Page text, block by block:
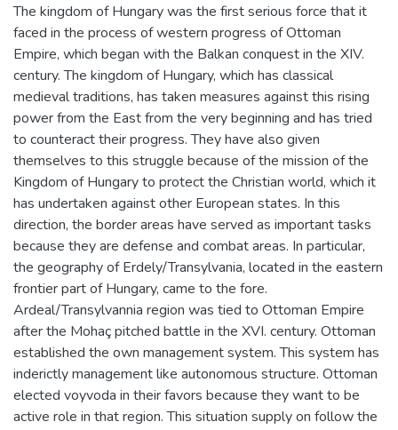
The kingdom of Hungary was the first serious force that it
faced in the process of western progress of Ottoman
Empire, which began with the Balkan conquest in the XIV.
century. The kingdom of Hungary, which has classical
medieval traditions, has taken measures against this rising
power from the East from the very beginning and has tried
to counteract their progress. They have also given
themselves to this struggle because of the mission of the
Kingdom of Hungary to protect the Christian world, which it
has undertaken against other European states. In this
direction, the border areas have served as important tasks
because they are defense and combat areas. In particular,
the geography of Erdely/Transylvania, located in the eastern
frontier part of Hungary, came to the fore.
Ardeal/Transylvannia region was tied to Ottoman Empire
after the Mohaç pitched battle in the XVI. century. Ottoman
established the own management system. This system has
inderictly management like autonomous structure. Ottoman
elected voyvoda in their favors because they want to be
active role in that region. This situation supply on follow the